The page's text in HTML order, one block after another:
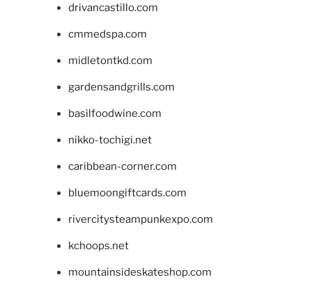
drivancastillo.com
cmmedspa.com
midletontkd.com
gardensandgrills.com
basilfoodwine.com
nikko-tochigi.net
caribbean-corner.com
bluemoongiftcards.com
rivercitysteampunkexpo.com
kchoops.net
mountainsideskateshop.com